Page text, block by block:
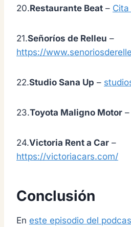
20.Restaurante Beat –
21.Señoríos de Relleu –
https://
22.Studio Sana Up –
23.Toyota Maligno Motor
24.Victoria Rent a Car –
https://victoriacars.com/
Conclusión
En este episodio del